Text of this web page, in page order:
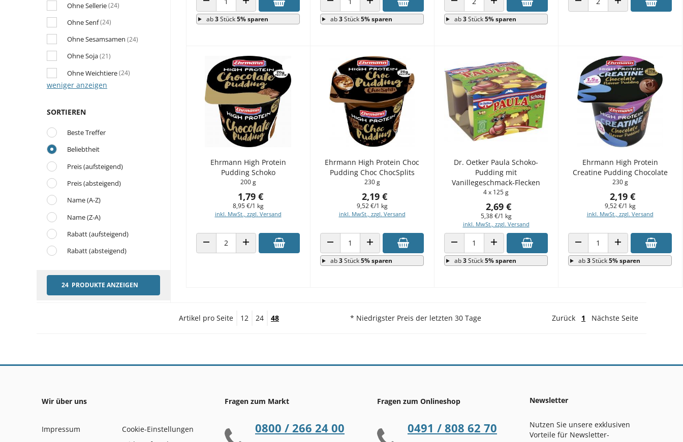
Ohne Sellerie(24)
Ohne Senf(24)
Ohne Sesamsamen (24)
Ohne Soja(21)
Ohne Weichtiere(24)
weniger anzeigen
SORTIEREN
Beste Treffer
Beliebtheit
Preis (aufsteigend)
Preis (absteigend)
Name (A-Z)
Name (Z-A)
Rabatt (aufsteigend)
Rabatt (absteigend)
24 PRODUKTE ANZEIGEN
ANZAHL VERRINGERNANZAHL ERHÖHEN
ab3Stück5% sparen
ANZAHL VERRINGERNANZAHL ERHÖHEN
ab3Stück5% sparen
ANZAHL VERRINGERNANZAHL ERHÖHEN
ab3Stück5% sparen
ANZAHL VERRINGERNANZAHL ERHÖHEN
Ehrmann High Protein
Pudding Schoko
200 g
1,79 €
8,95 €/1 kg
inkl. MwSt., zzgl. Versand
ANZAHL VERRINGERNANZAHL ERHÖHEN
Ehrmann High Protein Choc
Pudding Choc ChocSplits
230 g
2,19 €
9,52 €/1 kg
inkl. MwSt., zzgl. Versand
ANZAHL VERRINGERNANZAHL ERHÖHEN
ab3Stück5% sparen
Dr. Oetker Paula Schoko-
Pudding mit
Vanillegeschmack-Flecken
4 x 125 g
2,69 €
5,38 €/1 kg
inkl. MwSt., zzgl. Versand
ANZAHL VERRINGERNANZAHL ERHÖHEN
ab3Stück5% sparen
Ehrmann High Protein
Creatine Pudding Chocolate
230 g
2,19 €
9,52 €/1 kg
inkl. MwSt., zzgl. Versand
ANZAHL VERRINGERNANZAHL ERHÖHEN
ab3Stück5% sparen
Artikel pro Seite 12 24 48 * Niedrigster Preis der letzten 30 Tage Zurück 1 Nächste Seite
Wir über uns
Impressum
Cookie-Einstellungen
Fragen zum Markt
0800 / 266 24 00
Fragen zum Onlineshop
0491 / 808 62 70
Newsletter
Nutzen Sie unsere exklusiven
Vorteile für Newsletter-